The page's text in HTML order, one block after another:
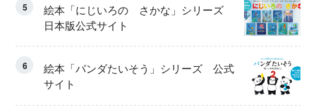
5
絵本「にじいろの さかな」シリーズ
日本版公式サイト
6
絵本「パンダたいそう」シリーズ 公式
サイト